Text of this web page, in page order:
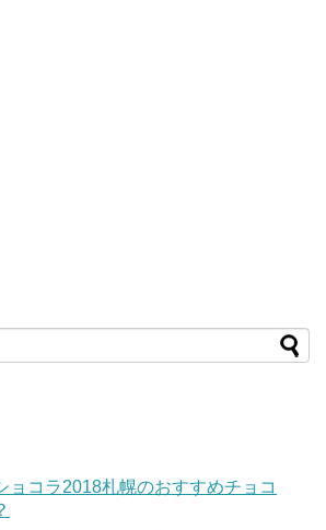
ョコラ2018札幌のおすすめチョコ